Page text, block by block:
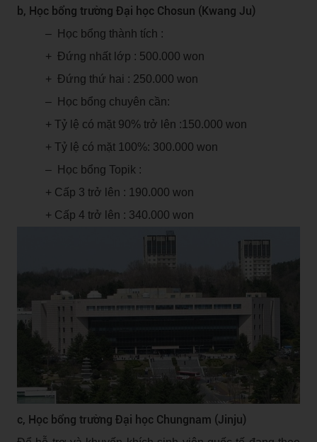
b, Học bổng trường Đại học Chosun (Kwang Ju)
– Học bổng thành tích :
+ Đứng nhất lớp : 500.000 won
+ Đứng thứ hai : 250.000 won
– Học bổng chuyên cần:
+ Tỷ lệ có mặt 90% trở lên :150.000 won
+ Tỷ lệ có mặt 100%: 300.000 won
– Học bổng Topik :
+ Cấp 3 trở lên : 190.000 won
+ Cấp 4 trở lên : 340.000 won
c, Học bổng trường Đại học Chungnam (Jinju)